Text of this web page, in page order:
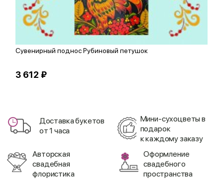
Сувенирный поднос Рубиновый петушок
3 612 ₽
Доставка букетов
от 1 часа
Мини-сухоцветы в
подарок
к каждому заказу
Авторская
свадебная
флористика
Оформление
свадебного
пространства